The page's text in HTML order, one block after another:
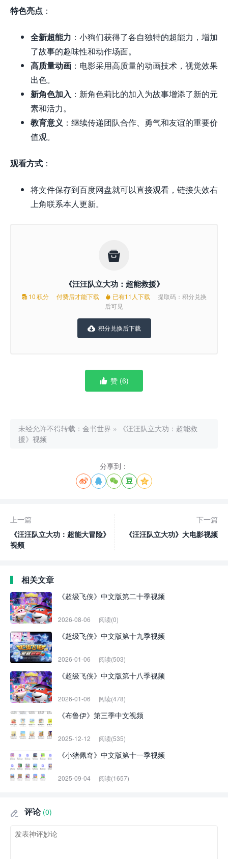
特色亮点 ：
全新超能力 ：小狗们获得了各自独特的超能力，增加
了故事的趣味性和动作场面。
高质量动画 ：电影采用高质量的动画技术，视觉效果
出色。
新角色加入 ：新角色莉比的加入为故事增添了新的元
素和活力。
教育意义 ：继续传递团队合作、勇气和友谊的重要价
值观。
观看方式 ：
将文件保存到百度网盘就可以直接观看，链接失效右
上角联系本人更新。

《汪汪队立大功：超能救援》
 10积分 付费后才能下载  已有11人下载
提取码：积分兑换
后可见
积分兑换后下载
 赞 (6)
未经允许不得转载： 金书世界 »
《汪汪队立大功：超能救
援》视频
分享到：
    
上一篇
《汪汪队立大功：超能大冒险》
视频
下一篇
《汪汪队立大功》大电影视频
相关文章
《超级飞侠》中文版第二十季视频
2026-08-06 阅读(0)
《超级飞侠》中文版第十九季视频
2026-01-06 阅读(503)
《超级飞侠》中文版第十八季视频
2026-01-06 阅读(478)
《布鲁伊》第三季中文视频
2025-12-12 阅读(535)
《小猪佩奇》中文版第十一季视频
2025-09-04 阅读(1657)
 评论 (0)